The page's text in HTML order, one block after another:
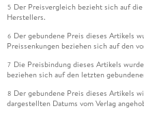
5 Der Preisvergleich bezieht sich auf
Herstellers.
6 Der gebundene Preis dieses Artikels
Preissenkungen beziehen sich auf den
7 Die Preisbindung dieses Artikels
beziehen sich auf den letzten
8 Der gebundene Preis dieses Artikels
dargestellten Datums vom Verlag